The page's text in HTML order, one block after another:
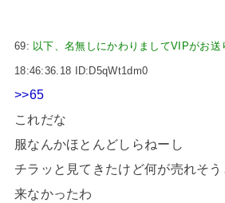
69: 以下、名無しにかわりましてVIPがお送
18:46:36.18 ID:D5qWt1dm0
>>65
これだな
服なんかほとんどしらねーし
チラッと見てきたけど何が売れそ
来なかったわ